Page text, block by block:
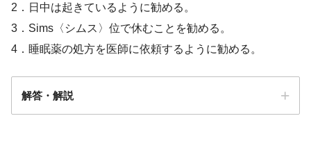
2．日中は起きているように勧める。
3．Sims〈シムス〉位で休むことを勧める。
4．睡眠薬の処方を医師に依頼するように勧める。
解答・解説